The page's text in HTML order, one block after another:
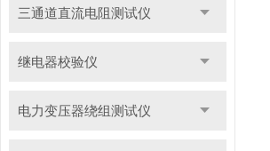
三通道直流电阻测试仪
继电器校验仪
电力变压器绕组测试仪